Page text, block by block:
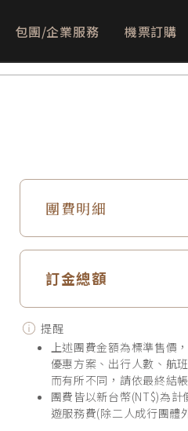
包團/企業服務 機票訂購
團費明細
訂金總額
提醒
上述團費金額為標準售價
優惠方案、出行人數、航
而有所不同，請依最終結
團費皆以新台幣(NT$)為
遊服務費(除二人成行團體